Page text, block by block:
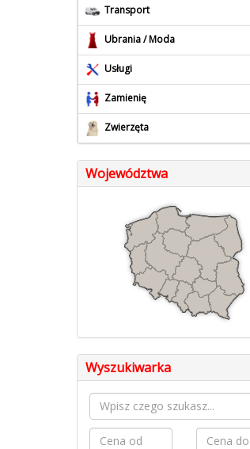
Transport
Ubrania / Moda
Usługi
Zamienię
Zwierzęta
Województwa
Wyszukiwarka